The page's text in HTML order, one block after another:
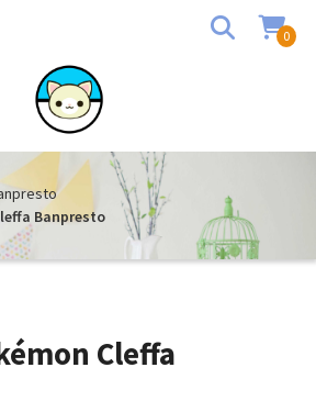
0
Banpresto
Cleffa